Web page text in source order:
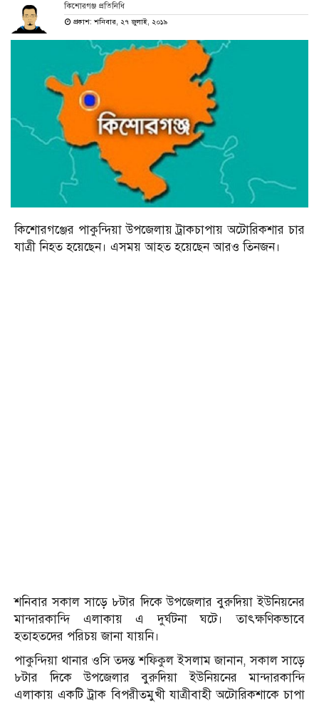
কিশোরগঞ্জ প্রতিনিধি
প্রকাশ: শনিবার, ২৭ জুলাই, ২০১৯
কিশোরগঞ্জের পাকুন্দিয়া উপজেলায় ট্রাকচাপায় অটোরিকশার চার
যাত্রী নিহত হয়েছেন। এসময় আহত হয়েছেন আরও তিনজন।
শনিবার সকাল সাড়ে ৮টার দিকে উপজেলার বুরুদিয়া ইউনিয়নের
মান্দারকান্দি এলাকায় এ দুর্ঘটনা ঘটে। তাৎক্ষণিকভাবে
হতাহতদের পরিচয় জানা যায়নি।
পাকুন্দিয়া থানার ওসি তদন্ত শফিকুল ইসলাম জানান, সকাল সাড়ে
৮টার দিকে উপজেলার বুরুদিয়া ইউনিয়নের মান্দারকান্দি
এলাকায় একটি ট্রাক বিপরীতমুখী যাত্রীবাহী অটোরিকশাকে চাপা